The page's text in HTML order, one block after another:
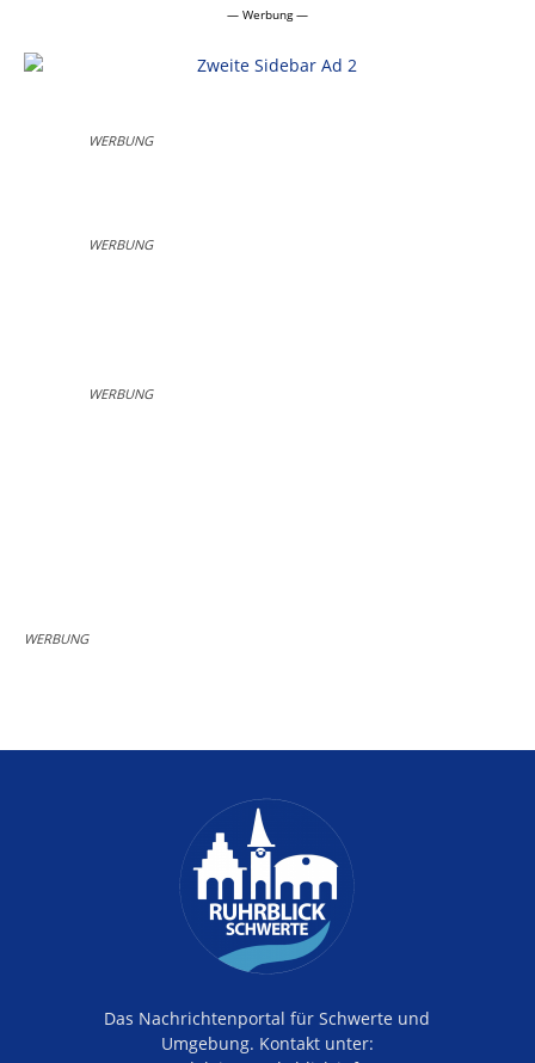
— Werbung —
WERBUNG
WERBUNG
WERBUNG
WERBUNG
Das Nachrichtenportal für Schwerte und
Umgebung. Kontakt unter: